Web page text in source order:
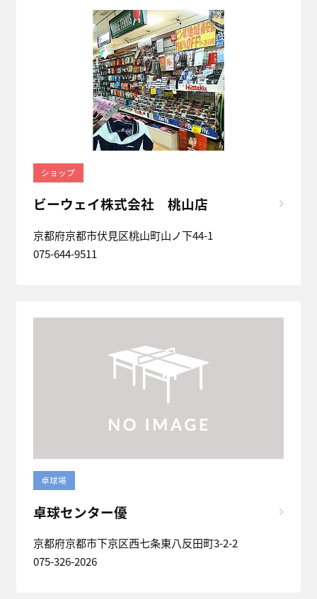
ショップ
ビーウェイ株式会社 桃山店
京都府京都市伏見区桃山町山ノ下44-1
075-644-9511
卓球場
卓球センター優
京都府京都市下京区西七条東八反田町3-2-2
075-326-2026